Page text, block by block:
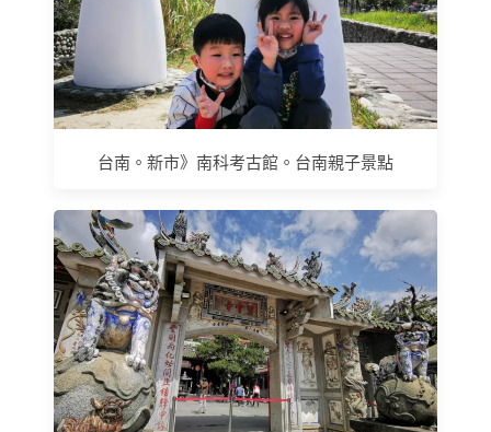
台南。新市》南科考古館。台南親子景點